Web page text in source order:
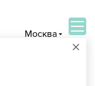
Москва
×